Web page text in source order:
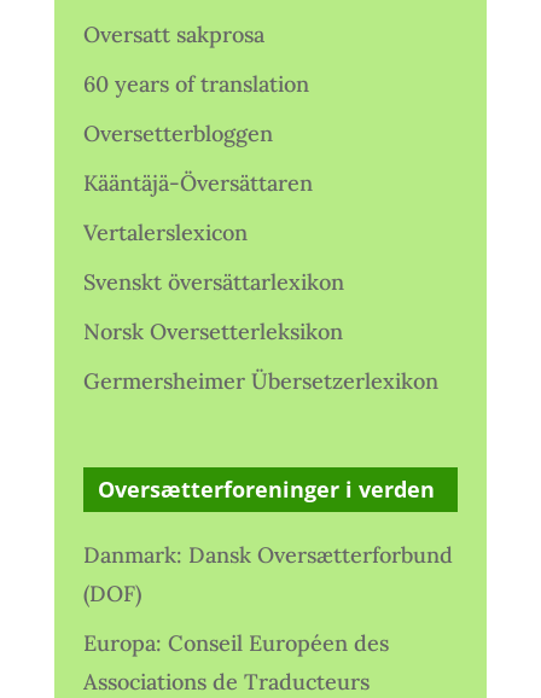
Oversatt sakprosa
60 years of translation
Oversetterbloggen
Kääntäjä-Översättaren
Vertalerslexicon
Svenskt översättarlexikon
Norsk Oversetterleksikon
Germersheimer Übersetzerlexikon
Oversætterforeninger i verden
Danmark: Dansk Oversætterforbund
(DOF)
Europa: Conseil Européen des
Associations de Traducteurs